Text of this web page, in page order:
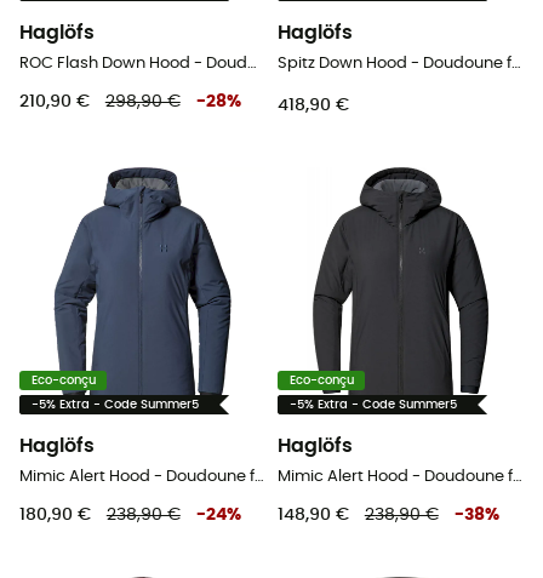
Haglöfs
ROC Flash Down Hood - Doudoune femme
210,90 € 298,90 € -28%
Haglöfs
Spitz Down Hood - Doudoune femme
418,90 €
Eco-conçu
-5% Extra - Code Summer5
Haglöfs
Mimic Alert Hood - Doudoune femme
180,90 € 238,90 € -24%
Eco-conçu
-5% Extra - Code Summer5
Haglöfs
Mimic Alert Hood - Doudoune femme
148,90 € 238,90 € -38%